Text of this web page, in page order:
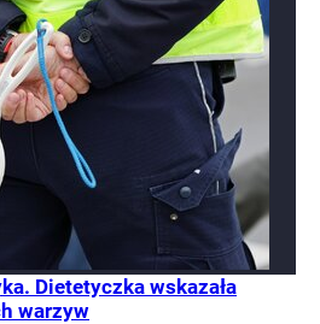
Dietetyczka wskazała
warzyw